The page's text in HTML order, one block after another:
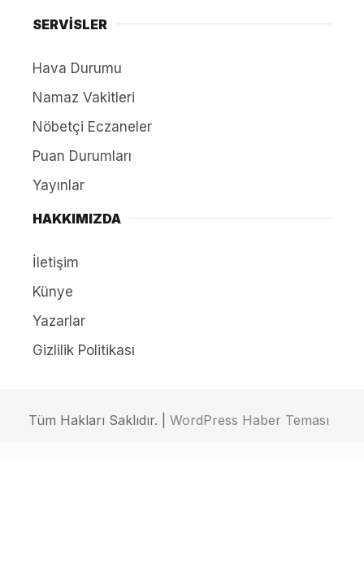
SERVİSLER
Hava Durumu
Namaz Vakitleri
Nöbetçi Eczaneler
Puan Durumları
Yayınlar
HAKKIMIZDA
İletişim
Künye
Yazarlar
Gizlilik Politikası
Tüm Hakları Saklıdır. | WordPress Haber Teması